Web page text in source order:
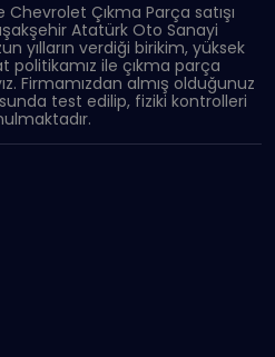
Çıkma Parça satışı
Atatürk Oto Sanayi
yılların verdiği birikim, yüksek
politikamız ile çıkma parça
Firmamızdan almış olduğunuz
test edilip, fiziki kontrolleri